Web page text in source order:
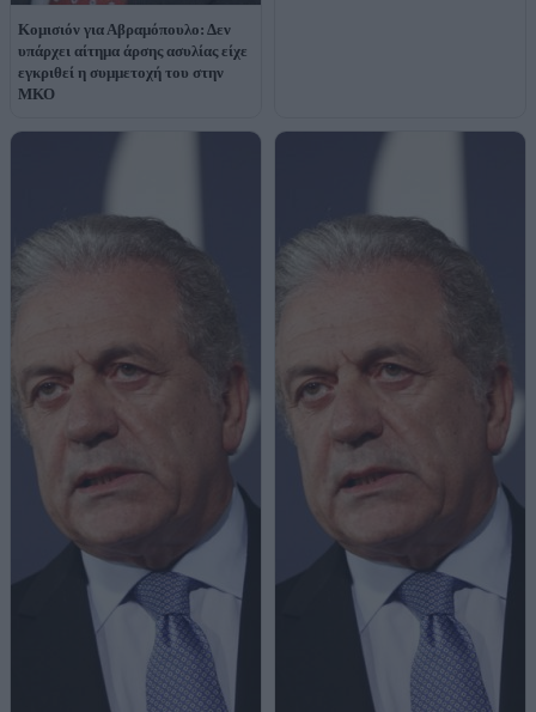
Κομισιόν για Αβραμόπουλο: Δεν
υπάρχει αίτημα άρσης ασυλίας είχε
εγκριθεί η συμμετοχή του στην
ΜΚΟ